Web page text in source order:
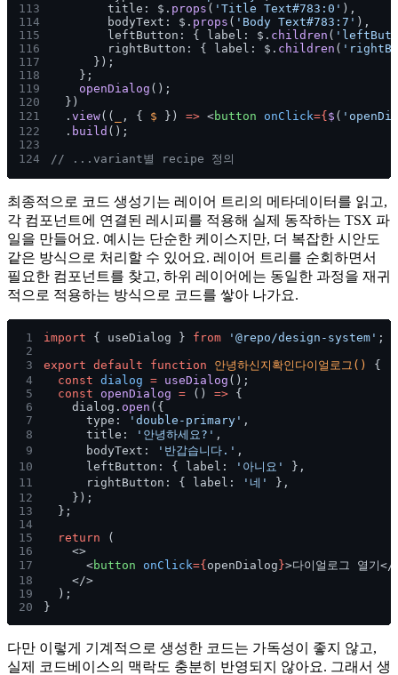
113
        title: $.
props ( 'Title Text#783:0' ),
114
        bodyText: $.
props ( 'Body Text#783:7' ),
115
        leftButton: { label: $.
children (
116
        rightButton: { label: $.
children (
117
      });
118
    };
119
    openDialog
();
120
  })
121
  .
view(( , { $ }) => <button onClick={ $ (
122
  .
build ();
123
124
// ...variant별 recipe 정의
최종적으로 코드 생성기는 레이어 트리의 메타데이터를 읽고,
각 컴포넌트에 연결된 레시피를 적용해 실제 동작하는 TSX 파
일을 만들어요. 예시는 단순한 케이스지만, 더 복잡한 시안도
같은 방식으로 처리할 수 있어요. 레이어 트리를 순회하면서
필요한 컴포넌트를 찾고, 하위 레이어에는 동일한 과정을 재귀
적으로 적용하는 방식으로 코드를 쌓아 나가요.
1 import { useDialog } from '@repo/design-system' ;
2
3
export default function 안녕하신지확인다이얼로그() {
4
  const
dialog = useDialog ();
5
  const
openDialog = () => {
6
    dialog.
open ({
7
      type:
'double-primary' ,
8
      title:
'안녕하세요?' ,
9
      bodyText:
'반갑습니다.' ,
10
      leftButton: { label:
'아니요'
},
11
      rightButton: { label:
'네'
},
12
    });
13
  };
14
15
  return
(
16
    <>
17
      <
button onClick={ openDialog }>다이얼로그 열기</
18
    </>
19
  );
20
}
다만 이렇게 기계적으로 생성한 코드는 가독성이 좋지 않고,
실제 코드베이스의 맥락도 충분히 반영되지 않아요. 그래서 생